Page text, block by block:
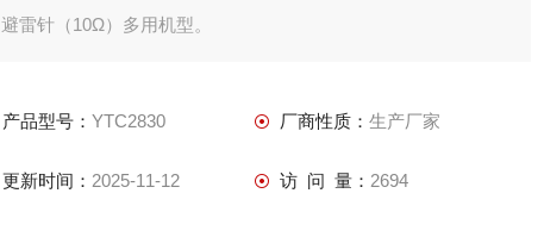
避雷针（10Ω）多用机型。
产品型号： YTC2830 厂商性质： 生产厂家
更新时间： 2025-11-12 访 问 量： 2694